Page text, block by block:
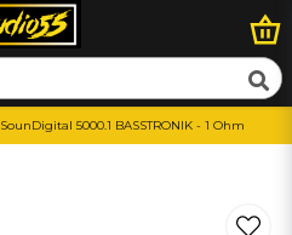
SounDigital 5000.1 BASSTRONIK - 1 Ohm